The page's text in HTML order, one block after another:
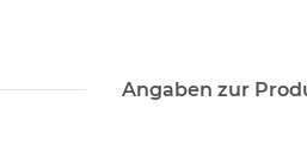
Angaben zur